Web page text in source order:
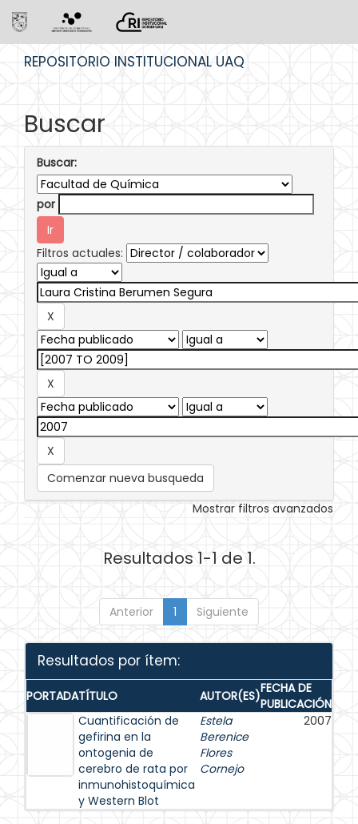
REPOSITORIO INSTITUCIONAL UAQ
Buscar
Buscar:
por
Filtros actuales:
Comenzar nueva busqueda
Mostrar filtros avanzados
Resultados 1-1 de 1.
Anterior 1 Siguiente
Resultados por ítem:
PORTADATÍTULO AUTOR(ES)FECHA DE
PUBLICACIÓN
Cuantificación de
gefirina en la
ontogenia de
cerebro de rata por
inmunohistoquímica
y Western Blot
Estela
Berenice
Flores
Cornejo
2007